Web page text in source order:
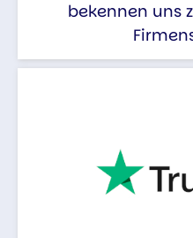
bekennen uns